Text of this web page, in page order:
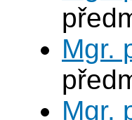
Mgr.
Mgr.